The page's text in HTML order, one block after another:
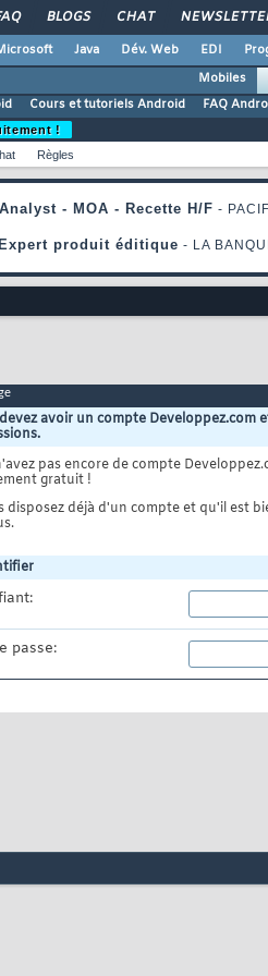
BLOGS CHAT
Java Dév. Web EDI
Mobiles
Cours et tutoriels Android FAQ
!
Règles
avoir un compte
pas encore de compte
gratuit !
disposez déjà d'un compte et qu'il est
passe: